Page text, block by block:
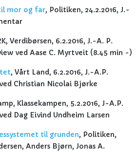
mor og far, Politiken, 24.2.2016, J.-
Verdibørsen, 6.2.2016, J.-A. P.
ved Aase C. Myrtveit (8.45 min -)
, Vårt Land, 6.2.2016, J.-A.P.
Christian Nicolai Bjørke
Klassekampen, 5.2.2016, J-A.P.
Dag Eivind Undheim Larsen
til grunden, Politiken,
Anders Bjørn, Jonas A.